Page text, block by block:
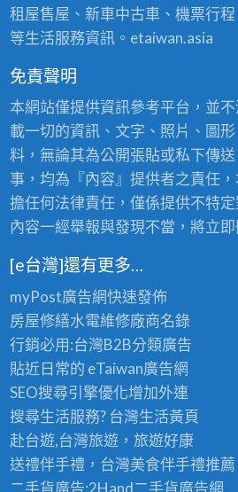
租屋售屋、新車中古車、機票行
等生活服務資訊。etaiwan.asia
免責聲明
本網站僅提供資訊參考平台，並
載一切的資訊、文字、照片、圖
料，無論其為公開張貼或私下傳
事，均為『內容』提供者之責任
擔任何法律責任，僅係提供不特
內容一經舉報與發現不當，將立
[e台灣]還有更多…
myPost廣告網快速發佈
房屋修繕水電維修廠商名錄
行銷必用:台灣B2B分類廣告
貼近日常的 eTaiwan廣告網
SEO搜尋引擎優化增加外連
搜尋生活服務? 台灣生活黃頁
赴台遊,台灣旅遊，旅遊好康
送禮伴手禮，台灣美食伴手禮推薦
二手貨廣告:2Hand二手貨廣告網